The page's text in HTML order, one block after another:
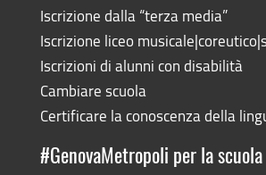
Iscrizione dalla “terza media”
Iscrizione liceo
Iscrizioni di alunni con disabilità
Cambiare scuola
Certificare la conoscenza della
#GenovaMetropoli per la scuola